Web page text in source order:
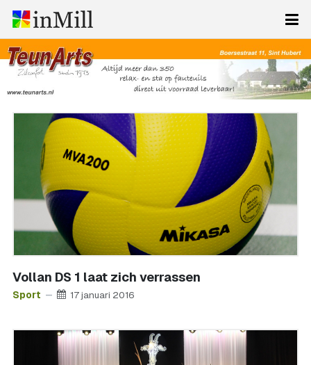
Vollan DS 1 laat zich verrassen
Sport 17 januari 2016